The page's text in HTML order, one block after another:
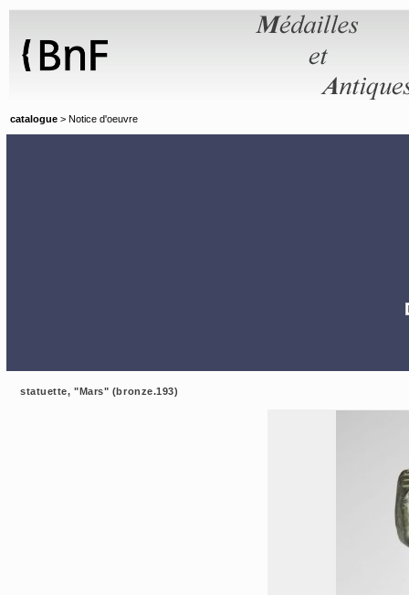
catalogue > Notice d'oeuvre
statuette, "Mars" (bronze.193)